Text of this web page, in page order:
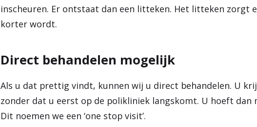
inscheuren. Er ontstaat dan een litteken. Het litteken zorgt
korter wordt.
Direct behandelen mogelijk
Als u dat prettig vindt, kunnen wij u direct behandelen. U
zonder dat u eerst op de polikliniek langskomt. U hoeft dan
Dit noemen we een ‘one stop visit’.